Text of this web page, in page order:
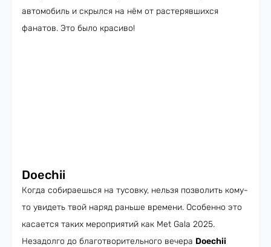
автомобиль и скрылся на нём от растерявшихся
фанатов. Это было красиво!
Doechii
Когда собираешься на тусовку, нельзя позволить кому-
то увидеть твой наряд раньше времени. Особенно это
касается таких мероприятий как Met Gala 2025.
Незадолго до благотворительного вечера Doechii